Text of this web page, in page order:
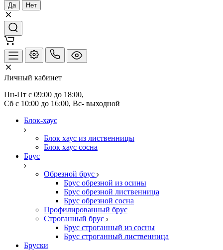
Личный кабинет
Пн-Пт с 09:00 до 18:00,
Сб с 10:00 до 16:00, Вс- выходной
Блок-хаус
Блок хаус из лиственницы
Блок хаус сосна
Брус
Обрезной брус
Брус обрезной из осины
Брус обрезной лиственница
Брус обрезной сосна
Профилированный брус
Строганный брус
Брус строганный из сосны
Брус строганный лиственница
Бруски